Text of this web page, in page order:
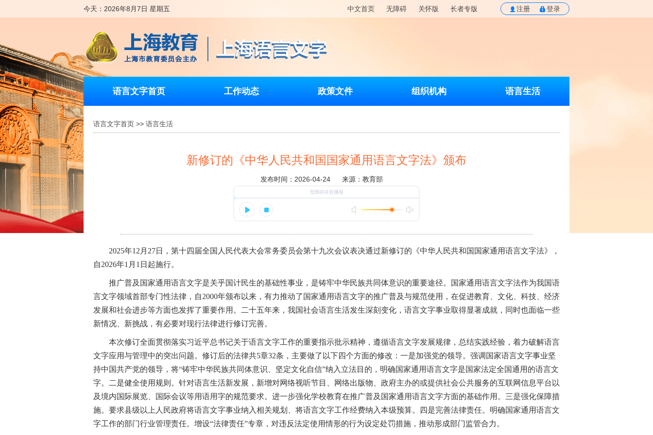
今天：2026年8月7日 星期五 中文首页 无障碍 关怀版 长者专版 注册 登录
语言文字首页 工作动态 政策文件 组织机构 语言生活
语言文字首页 >> 语言生活
新修订的《中华人民共和国国家通用语言文字法》颁布
发布时间：2026-04-24 来源：教育部
2025年12月27日，第十四届全国人民代表大会常务委员会第十九次会议表决通过新修订的《中华人民共和国国家通用语言文字法》，
自2026年1月1日起施行。
推广普及国家通用语言文字是关乎国计民生的基础性事业，是铸牢中华民族共同体意识的重要途径。国家通用语言文字法作为我国语
言文字领域首部专门性法律，自2000年颁布以来，有力推动了国家通用语言文字的推广普及与规范使用，在促进教育、文化、科技、经济
发展和社会进步等方面也发挥了重要作用。二十五年来，我国社会语言生活发生深刻变化，语言文字事业取得显著成就，同时也面临一些
新情况、新挑战，有必要对现行法律进行修订完善。
本次修订全面贯彻落实习近平总书记关于语言文字工作的重要指示批示精神，遵循语言文字发展规律，总结实践经验，着力破解语言
文字应用与管理中的突出问题。修订后的法律共5章32条，主要做了以下四个方面的修改：一是加强党的领导。强调国家语言文字事业坚
持中国共产党的领导，将“铸牢中华民族共同体意识、坚定文化自信”纳入立法目的，明确国家通用语言文字是国家法定全国通用的语言文
字。二是健全使用规则。针对语言生活新发展，新增对网络视听节目、网络出版物、政府主办的或提供社会公共服务的互联网信息平台以
及境内国际展览、国际会议等用语用字的规范要求。进一步强化学校教育在推广普及国家通用语言文字方面的基础作用。三是强化保障措
施。要求县级以上人民政府将语言文字事业纳入相关规划、将语言文字工作经费纳入本级预算。四是完善法律责任。明确国家通用语言文
字工作的部门行业管理责任。增设“法律责任”专章，对违反法定使用情形的行为设定处罚措施，推动形成部门监管合力。